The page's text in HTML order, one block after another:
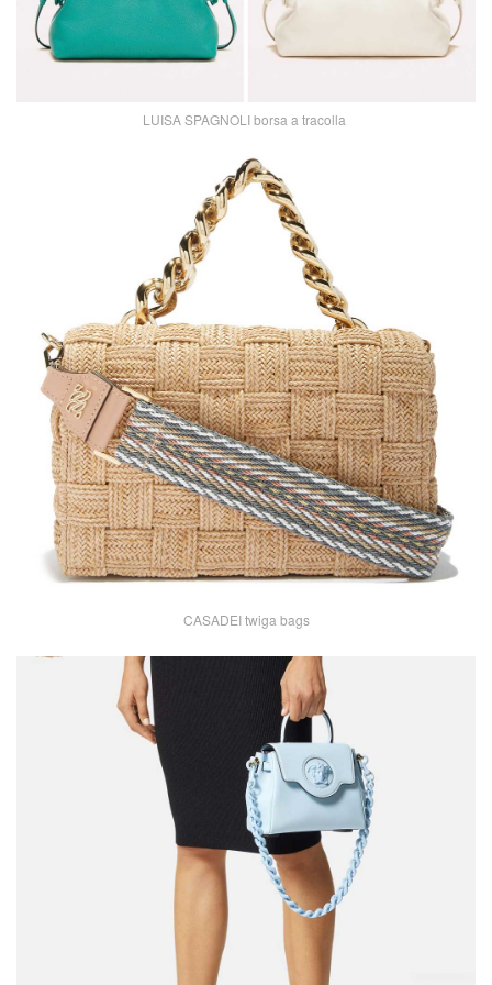
LUISA SPAGNOLI borsa a tracolla
CASADEI twiga bags